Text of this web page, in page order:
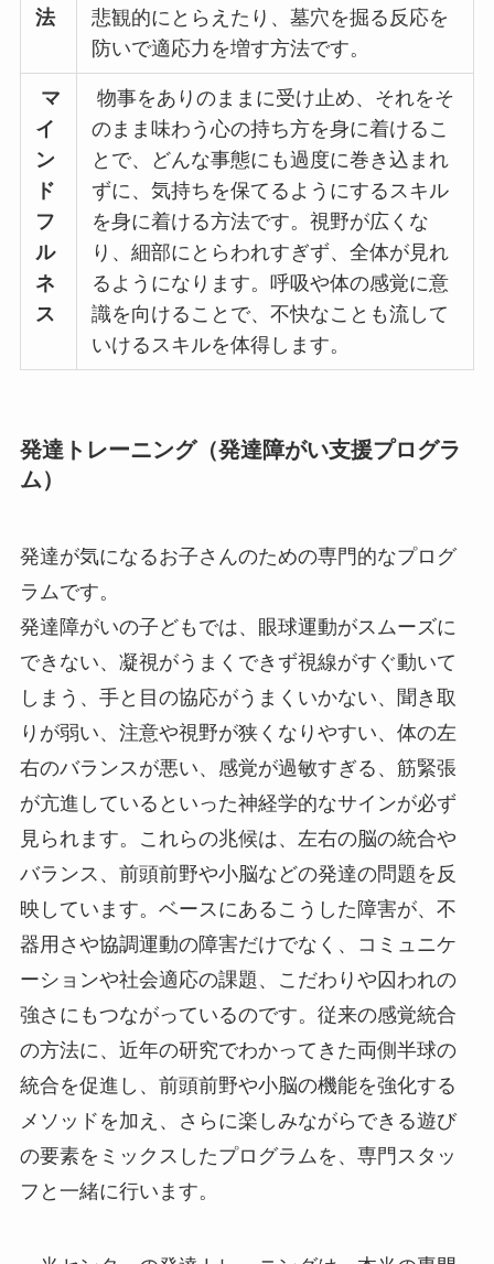
法
悲観的にとらえたり、墓穴を掘る反応を
防いで適応力を増す方法です。
マ
イ
ン
ド
フ
ル
ネ
ス
物事をありのままに受け止め、それをそ
のまま味わう心の持ち方を身に着けるこ
とで、どんな事態にも過度に巻き込まれ
ずに、気持ちを保てるようにするスキル
を身に着ける方法です。視野が広くな
り、細部にとらわれすぎず、全体が見れ
るようになります。呼吸や体の感覚に意
識を向けることで、不快なことも流して
いけるスキルを体得します。
発達トレーニング（発達障がい支援プログラ
ム）
発達が気になるお子さんのための専門的なプログ
ラムです。
発達障がいの子どもでは、眼球運動がスムーズに
できない、凝視がうまくできず視線がすぐ動いて
しまう、手と目の協応がうまくいかない、聞き取
りが弱い、注意や視野が狭くなりやすい、体の左
右のバランスが悪い、感覚が過敏すぎる、筋緊張
が亢進しているといった神経学的なサインが必ず
見られます。これらの兆候は、左右の脳の統合や
バランス、前頭前野や小脳などの発達の問題を反
映しています。ベースにあるこうした障害が、不
器用さや協調運動の障害だけでなく、コミュニケ
ーションや社会適応の課題、こだわりや囚われの
強さにもつながっているのです。従来の感覚統合
の方法に、近年の研究でわかってきた両側半球の
統合を促進し、前頭前野や小脳の機能を強化する
メソッドを加え、さらに楽しみながらできる遊び
の要素をミックスしたプログラムを、専門スタッ
フと一緒に行います。